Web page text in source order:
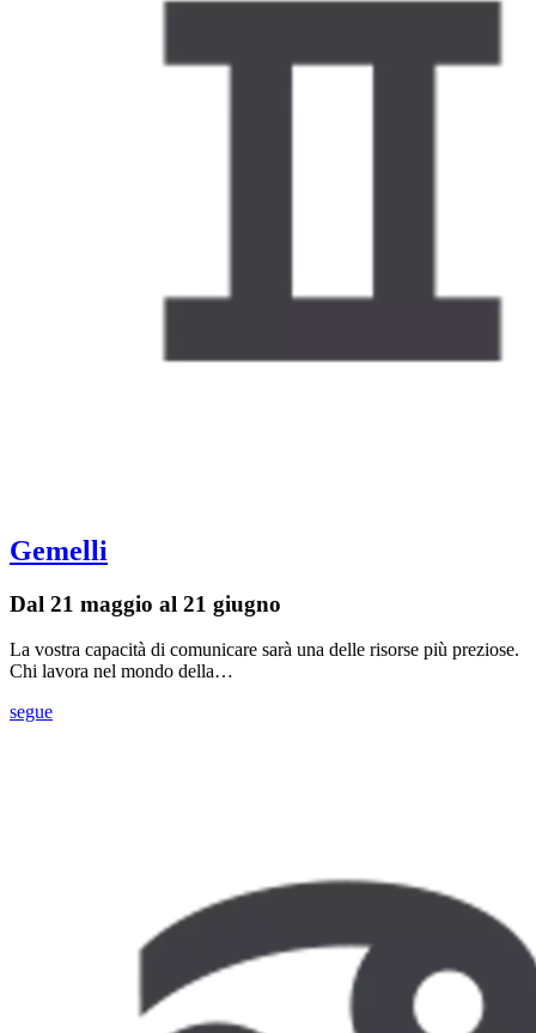
Gemelli
Dal 21 maggio al 21 giugno
La vostra capacità di comunicare sarà una delle risorse più preziose.
Chi lavora nel mondo della…
segue